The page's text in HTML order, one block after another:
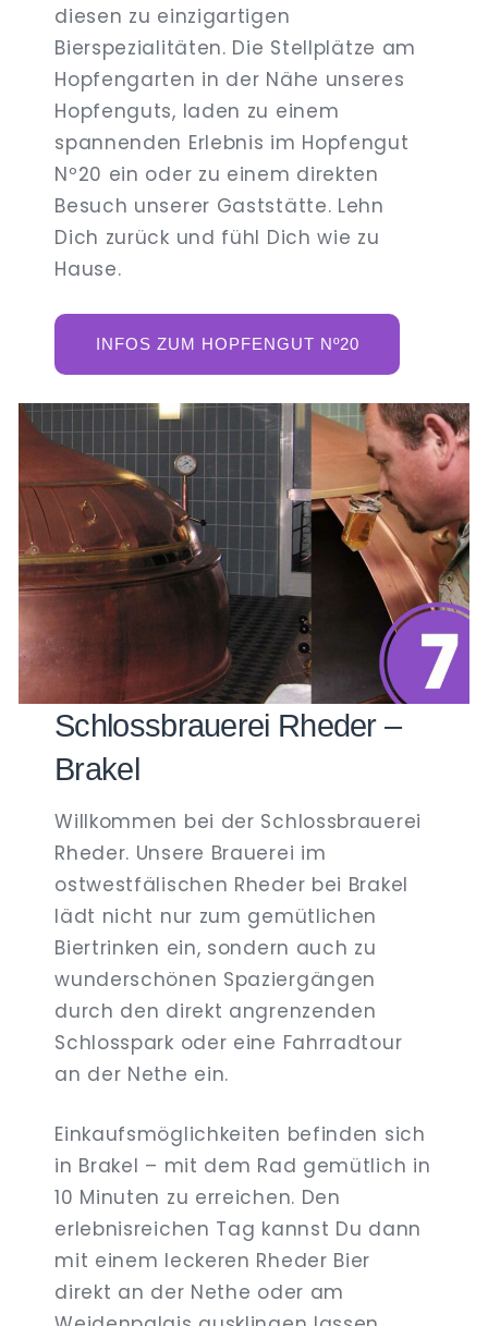
diesen zu einzigartigen
Bierspezialitäten. Die Stellplätze am
Hopfengarten in der Nähe unseres
Hopfenguts, laden zu einem
spannenden Erlebnis im Hopfengut
Nº20 ein oder zu einem direkten
Besuch unserer Gaststätte. Lehn
Dich zurück und fühl Dich wie zu
Hause.
INFOS ZUM HOPFENGUT Nº20
Schlossbrauerei Rheder –
Brakel
Willkommen bei der Schlossbrauerei
Rheder. Unsere Brauerei im
ostwestfälischen Rheder bei Brakel
lädt nicht nur zum gemütlichen
Biertrinken ein, sondern auch zu
wunderschönen Spaziergängen
durch den direkt angrenzenden
Schlosspark oder eine Fahrradtour
an der Nethe ein.
Einkaufsmöglichkeiten befinden sich
in Brakel – mit dem Rad gemütlich in
10 Minuten zu erreichen. Den
erlebnisreichen Tag kannst Du dann
mit einem leckeren Rheder Bier
direkt an der Nethe oder am